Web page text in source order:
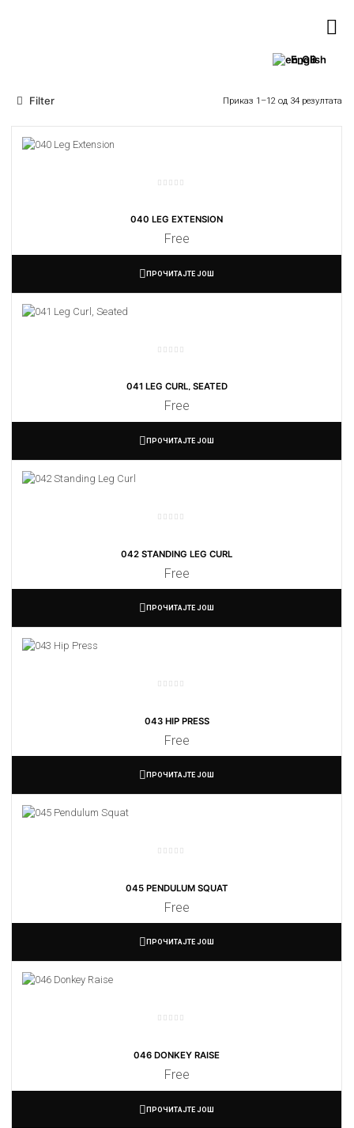
English
Filter Приказ 1–12 од 34 резултата
040 LEG EXTENSION
Free
ПРОЧИТАЈТЕ ЈОШ
041 LEG CURL, SEATED
Free
ПРОЧИТАЈТЕ ЈОШ
042 STANDING LEG CURL
Free
ПРОЧИТАЈТЕ ЈОШ
043 HIP PRESS
Free
ПРОЧИТАЈТЕ ЈОШ
045 PENDULUM SQUAT
Free
ПРОЧИТАЈТЕ ЈОШ
046 DONKEY RAISE
Free
ПРОЧИТАЈТЕ ЈОШ